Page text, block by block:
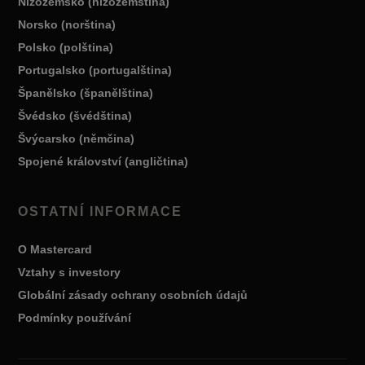
Norsko (norština)
Polsko (polština)
Portugalsko (portugalština)
Španělsko (španělština)
Švédsko (švédština)
Švýcarsko (němčina)
Spojené království (angličtina)
OSTATNÍ INFORMACE
O Mastercard
Vztahy s investory
Globální zásady ochrany osobních údajů
Podmínky používání